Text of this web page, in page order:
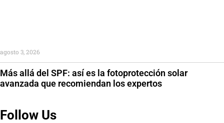
Más allá del SPF: así es la fotoprotección solar
avanzada que recomiendan los expertos
agosto 3, 2026
Follow Us